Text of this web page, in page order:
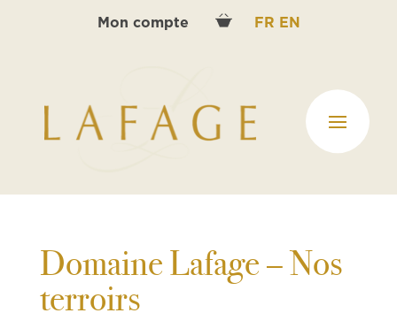
Mon compte FR EN
Domaine Lafage – Nos
terroirs